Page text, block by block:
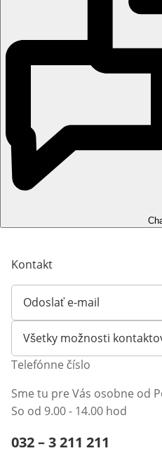
Kontakt
Odoslať e-mail
Otvorí e-mailového klienta
Všetky možnosti
Telefónne číslo
Sme tu pre Vás osobne od
So od 9.00 - 14.00 hod
Telefónne číslo:
032 – 3 211 211